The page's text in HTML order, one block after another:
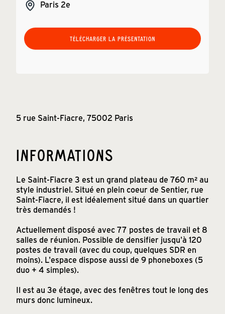
5 rue Saint-Fiacre, 75002 Paris
INFORMATIONS
Le Saint-Fiacre 3 est un grand plateau de 760 m² au
style industriel. Situé en plein coeur de Sentier, rue
Saint-Fiacre, il est idéalement situé dans un quartier
très demandés !
Actuellement disposé avec 77 postes de travail et 8
salles de réunion. Possible de densifier jusqu'à 120
postes de travail (avec du coup, quelques SDR en
moins). L'espace dispose aussi de 9 phoneboxes (5
duo + 4 simples).
Il est au 3e étage, avec des fenêtres tout le long des
murs donc lumineux.
Paris 2e
TÉLÉCHARGER LA PRÉSENTATION